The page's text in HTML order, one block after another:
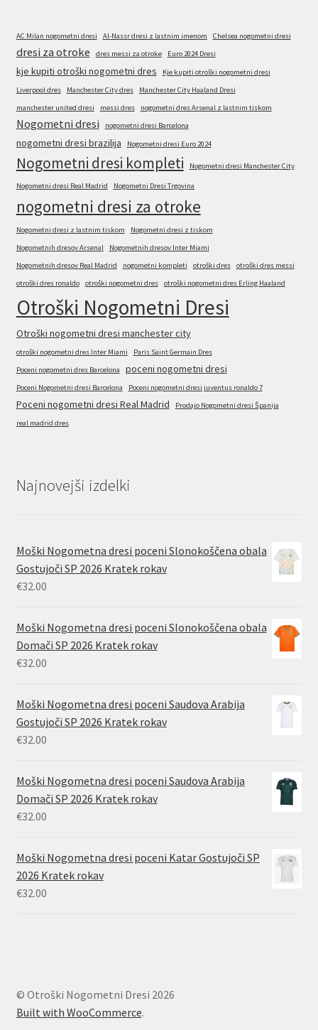
AC Milan nogometni dresi Al-Nassr dresi z lastnim imenom Chelsea nogometni dresi
dresi za otroke dres messi za otroke Euro 2024 Dresi
kje kupiti otroški nogometni dres
Kje kupiti otroški nogometni dresi
Liverpool dres
Manchester City dres
Manchester City Haaland Dresi
manchester united dresi
messi dres nogometni dres Arsenal z lastnim tiskom
Nogometni dresi nogometni dresi Barcelona
nogometni dresi brazilija Nogometni dresi Euro 2024
Nogometni dresi kompleti Nogometni dresi Manchester City
Nogometni dresi Real Madrid Nogometni Dresi Trgovina
nogometni dresi za otroke
Nogometni dresi z lastnim tiskom
Nogometni dresi z tiskom
Nogometnih dresov Arsenal
Nogometnih dresov Inter Miami
Nogometnih dresov Real Madrid
nogometni kompleti otroški dres
otroški dres messi
otroški dres ronaldo
otroški nogometni dres otroški nogometni dres Erling Haaland
Otroški Nogometni Dresi
Otroški nogometni dresi manchester city
otroški nogometni dres Inter Miami
Paris Saint Germain Dres
Poceni nogometni dres Barcelona
poceni nogometni dresi
Poceni Nogometni dresi Barcelona Poceni nogometni dresi juventus ronaldo 7
Poceni nogometni dresi Real Madrid
Prodajo Nogometni dresi Španija
real madrid dres
Najnovejši izdelki
Moški Nogometna dresi poceni Slonokoščena obala
Gostujoči SP 2026 Kratek rokav
€32.00
Moški Nogometna dresi poceni Slonokoščena obala
Domači SP 2026 Kratek rokav
€32.00
Moški Nogometna dresi poceni Saudova Arabija
Gostujoči SP 2026 Kratek rokav
€32.00
Moški Nogometna dresi poceni Saudova Arabija
Domači SP 2026 Kratek rokav
€32.00
Moški Nogometna dresi poceni Katar Gostujoči SP
2026 Kratek rokav
€32.00
© Otroški Nogometni Dresi 2026
Built with WooCommerce.